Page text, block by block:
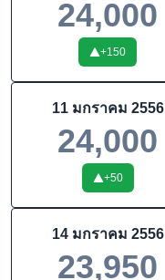
24,000
+150
11 มกราคม 2556
24,000
+50
14 มกราคม 2556
23,950